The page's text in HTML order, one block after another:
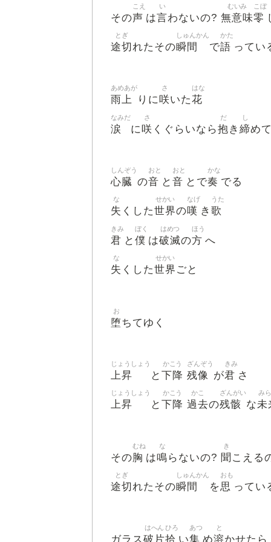
その声
こえ
は言
い
わないの? 無意味
むいみ
零
こぼ
途切
とぎ
れたその瞬間
しゅんかん
で語
かた
ってい
雨上
あめあが
りに咲
さ
いた花
はな
涙
なみだ
に咲
さ
くぐらいなら抱
だ
き 締
し
めて
心臓
しんぞう
の音
おと
と 音
おと
とで奏
かな
でる
失
な
くした世界
せかい
の嘆
なげ
き 歌
うた
君
きみ
と 僕
ぼく
は破滅
はめつ
の方
ほう
へ
失
な
くした世界
せかい
ごと
堕
お
ちてゆく
上昇
じょうしょう
と 下降
かこう
残像
ざんぞう
が君
きみ
さ
上昇
じょうしょう
と 下降
かこう
過去
かこ
の残骸
ざんがい
な未
み
その胸
むね
は鳴
な
らないの? 聞
き
こえる
途切
とぎ
れたその瞬間
しゅんかん
を思
おも
ってい
ガラス破片
はへん
拾
ひろ
い集
あつ
め溶
と
かせたら